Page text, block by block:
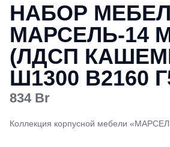
НАБОР
МАРСЕЛЬ-14
(ЛДСП
Ш1300 В2160
834 Br
Коллекция корпусной мебели